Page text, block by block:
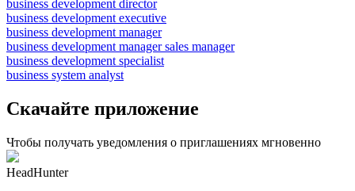
business development director
business development executive
business development manager
business development manager sales manager
business development specialist
business system analyst
Скачайте приложение
Чтобы получать уведомления о приглашениях мгновенно
HeadHunter